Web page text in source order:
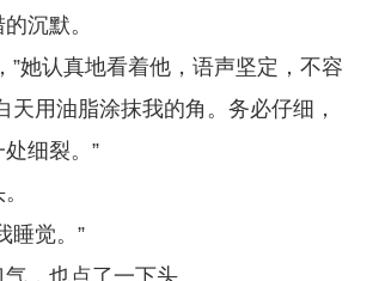
沉默。
”她认真地看着他，语声坚定，不容
天用油脂涂抹我的角。务必仔细，
细裂。”
睡觉。”
，也点了一下头。